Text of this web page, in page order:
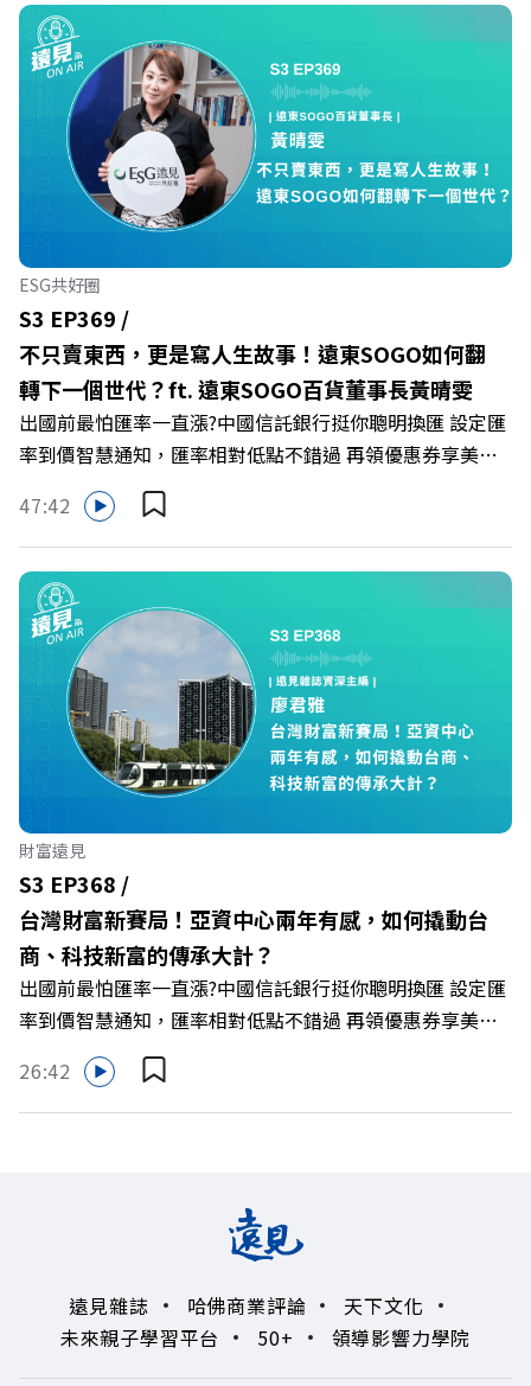
集《遠見ON AIR》邀請新書《透視職場冰山》作者、薩提
爾模式溝通引導師李崇義與謝佳芸，教你如何看穿職場底層
的應對姿態，以及在緊湊的職場節奏中，修煉安頓心法！
🔺你的自我價值，難道只能由考績和主管來決定？ 🔺你或
你的同事，正在用哪種「不一致」的姿態應對壓力？ 🔺如
何在中高壓的「三明治主管」困境中全身而退？ 主持人／
遠見雜誌總編輯 林讓均 與談人／薩提爾模式溝通引導師、
作者 李崇義、謝佳芸 +++++ 🫧清除腦袋的盲點，也順手理
清生活的雜亂。 點開看質感養成術>>
https://gvmkt.pse.is/9al3px ✨關注《遠見》更多的社群：
LINE：https://reurl.cc/A4ELQp IG：
https://bit.ly/3AjBWNV YT：https://bit.ly/38jNi9k
Powered by Firstory Hosting
ESG共好圈
S3 EP369 /
不只賣東西，更是寫人生故事！遠東SOGO如何翻
轉下一個世代？ft. 遠東SOGO百貨董事長黃晴雯
出國前最怕匯率一直漲?中國信託銀行挺你聰明換匯 設定匯
率到價智慧通知，匯率相對低點不錯過 再領優惠券享美金
最高減3分等優惠 立即設定： https://fstry.pse.is/9d7lr7
投資外幣如幣別轉換可能產生匯兌損失，應評估涉及自身情
況審慎投資。 完整注意事項詳見網站資訊。 —— 以上為
Firstory Podcast 廣告 —— 在永續減碳、綠色消費與友善
職場的變革浪潮下，傳統大流量、高耗能的百貨零售業該如
何轉型突圍？ 本集《遠見ON AIR》邀請到遠東SOGO百貨
董事長黃晴雯，帶你解析遠東SOGO如何透過戰略布局，打
造出兼顧企業獲利與社會共好的綠色零售新契機！ 🔺如何
從單純百貨專櫃轉型為有溫度的利他平台？ 🔺最難節能的
零售業如何落實「EP100」能效倍增計畫？ 🔺成功推動育
嬰留停、男同仁樂意成家！驚豔業界的「生育代理人制度」
🔺最有人情味的文化橋梁！從社會創新到經典「日本展」的
共好實踐 主持人／遠見雜誌副社長兼遠見智庫總編輯 李建
興 與談人／遠東SOGO百貨董事長 黃晴雯 +++++ 🫧清除腦
袋的盲點，也順手理清生活的雜亂。 點開看質感養成術>>
https://gvmkt.pse.is/9al3px ✨關注《遠見》更多的社群：
LINE：https://reurl.cc/A4ELQp IG：
https://bit.ly/3AjBWNV YT：https://bit.ly/38jNi9k
Powered by Firstory Hosting
47:42
財富遠見
S3 EP368 /
台灣財富新賽局！亞資中心兩年有感，如何撬動台
商、科技新富的傳承大計？
出國前最怕匯率一直漲?中國信託銀行挺你聰明換匯 設定匯
率到價智慧通知，匯率相對低點不錯過 再領優惠券享美金
最高減3分等優惠 立即設定： https://fstry.pse.is/9d7lr7
投資外幣如幣別轉換可能產生匯兌損失，應評估涉及自身情
況審慎投資。 完整注意事項詳見網站資訊。 —— 以上為
在政府力推「亞洲資產管理中心」政策、高雄專區成立滿週
年的關鍵時刻，台灣的投信、信託與財富管理業務，正迎來
到遠見資深主編廖君雅，帶你解析這場台灣史上最大規模的
財富版圖重組。 🔺資產管理大躍進！台灣憑什麼挑戰亞太
金融重鎮？ 🔺不只是口號！主動式ETF與被動平衡型ETF如
26:42
遠見雜誌 哈佛商業評論
天下文化
未來親子學習平台
50+ 領導影響力學院